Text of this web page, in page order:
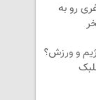
رو به
و ورزش؟